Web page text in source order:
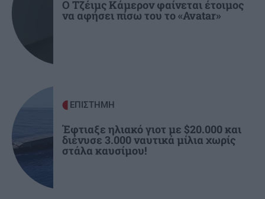
Ο Τζέιμς Κάμερον φαίνεται έτοιμος
να αφήσει πίσω του το «Avatar»
ΕΠΙΣΤΗΜΗ
Έφτιαξε ηλιακό γιοτ με $20.000 και
διένυσε 3.000 ναυτικά μίλια χωρίς
στάλα καυσίμου!